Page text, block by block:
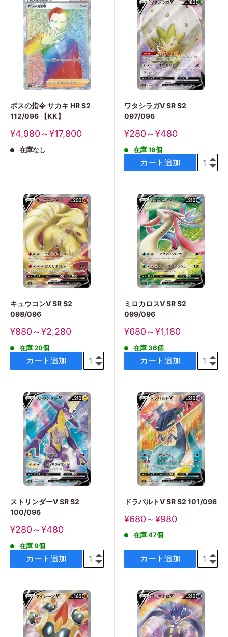
ボスの指令 サカキ HR S2
112/096 【KK】
販
価
¥4,980～¥17,800
在庫なし
ワタシラガV SR S2
097/096
販
価
¥280～¥480
在庫 16個
カート追加
キュウコンV SR S2
098/096
販
価
¥880～¥2,280
在庫 20個
カート追加
ミロカロスV SR S2
099/096
販
価
¥680～¥1,180
在庫 36個
カート追加
ストリンダーV SR S2
100/096
販
価
¥280～¥480
在庫 9個
カート追加
ドラパルトV SR S2 101/096
販
価
¥680～¥980
在庫 47個
カート追加